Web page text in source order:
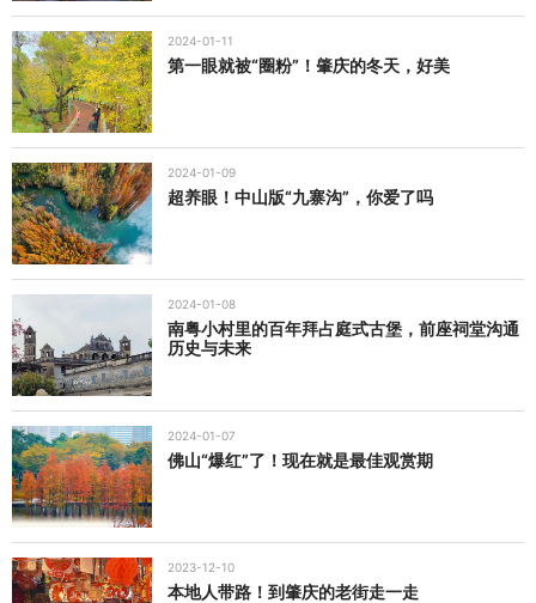
2024-01-11
第一眼就被“圈粉”！肇庆的冬天，好美
2024-01-09
超养眼！中山版“九寨沟”，你爱了吗
2024-01-08
南粤小村里的百年拜占庭式古堡，前座祠堂沟通
历史与未来
2024-01-07
佛山“爆红”了！现在就是最佳观赏期
2023-12-10
本地人带路！到肇庆的老街走一走